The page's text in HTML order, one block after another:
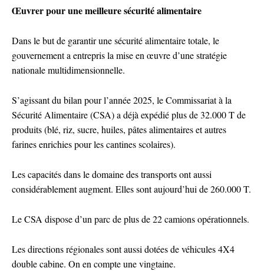
Œuvrer pour une meilleure sécurité alimentaire
Dans le but de garantir une sécurité alimentaire totale, le
gouvernement a entrepris la mise en œuvre d’une stratégie
nationale multidimensionnelle.
S’agissant du bilan pour l’année 2025, le Commissariat à la
Sécurité Alimentaire (CSA) a déjà expédié plus de 32.000 T de
produits (blé, riz, sucre, huiles, pâtes alimentaires et autres
farines enrichies pour les cantines scolaires).
Les capacités dans le domaine des transports ont aussi
considérablement augment. Elles sont aujourd’hui de 260.000 T.
Le CSA dispose d’un parc de plus de 22 camions opérationnels.
Les directions régionales sont aussi dotées de véhicules 4X4
double cabine. On en compte une vingtaine.